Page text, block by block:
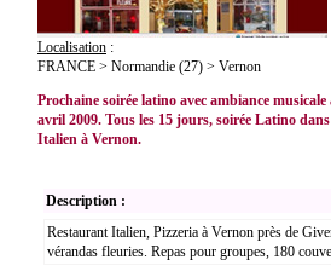
Localisation :
FRANCE > Normandie (27) > Vernon
Prochaine soirée latino avec ambiance musicale
avril 2009. Tous les 15 jours, soirée Latino
Italien à Vernon.
Description :
Restaurant Italien, Pizzeria à Vernon près de
vérandas fleuries. Repas pour groupes, 180